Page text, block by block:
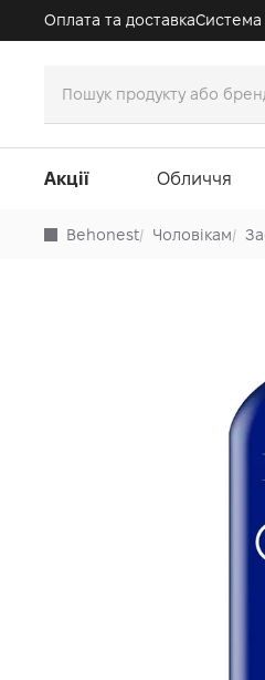
Оплата та доставка
Акції Обличчя
Behonest/ Чоловікам/